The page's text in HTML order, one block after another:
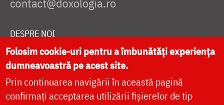
DESPRE NOI
POLITICA DE COOKIES
DONEAZĂ ONLINE PENTRU CATEDRALA NAȚIONALĂ
Folosim cookie-uri pentru a îmbunătăți experiența
dumneavoastră pe acest site.
Prin continuarea navigării în această pagină
confirmați acceptarea utilizării fișierelor de tip